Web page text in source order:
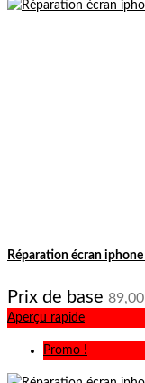
Réparation écran iphone
Prix de base
Aperçu rapide
Promo !